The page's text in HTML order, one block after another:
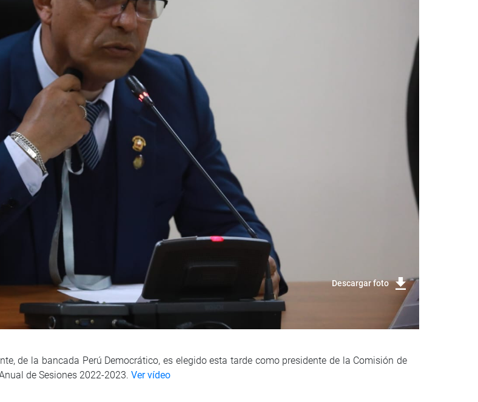
Descargar foto
de la bancada Perú Democrático, es elegido esta tarde como presidente de la Comisión de
de Sesiones 2022-2023. Ver vídeo